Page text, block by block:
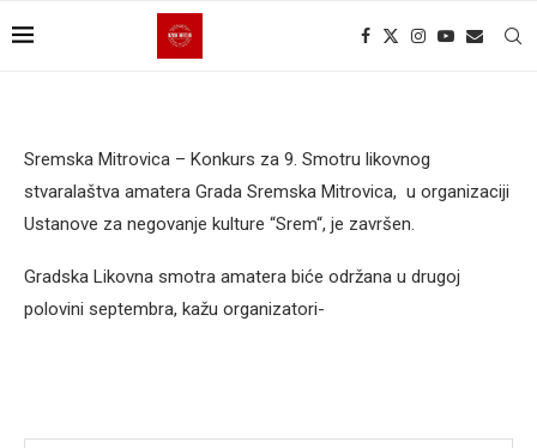
Sremska Mitrovica – Konkurs za 9. Smotru likovnog
stvaralaštva amatera Grada Sremska Mitrovica, u organizaciji
Ustanove za negovanje kulture “Srem“, je završen.
Gradska Likovna smotra amatera biće održana u drugoj
polovini septembra, kažu organizatori-